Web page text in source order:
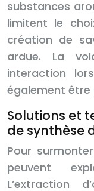
substances
limitent le
création de
ardue. La
interaction
également être
Solutions et
de synthèse
Pour
peuvent
L’extraction